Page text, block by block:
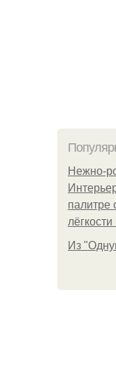
Нежно-
палитре
Из